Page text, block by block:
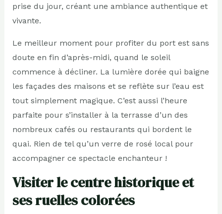
prise du jour, créant une ambiance authentique et
vivante.
Le meilleur moment pour profiter du port est sans
doute en fin d’après-midi, quand le soleil
commence à décliner. La lumière dorée qui baigne
les façades des maisons et se reflète sur l’eau est
tout simplement magique. C’est aussi l’heure
parfaite pour s’installer à la terrasse d’un des
nombreux cafés ou restaurants qui bordent le
quai. Rien de tel qu’un verre de rosé local pour
accompagner ce spectacle enchanteur !
Visiter le centre historique et
ses ruelles colorées